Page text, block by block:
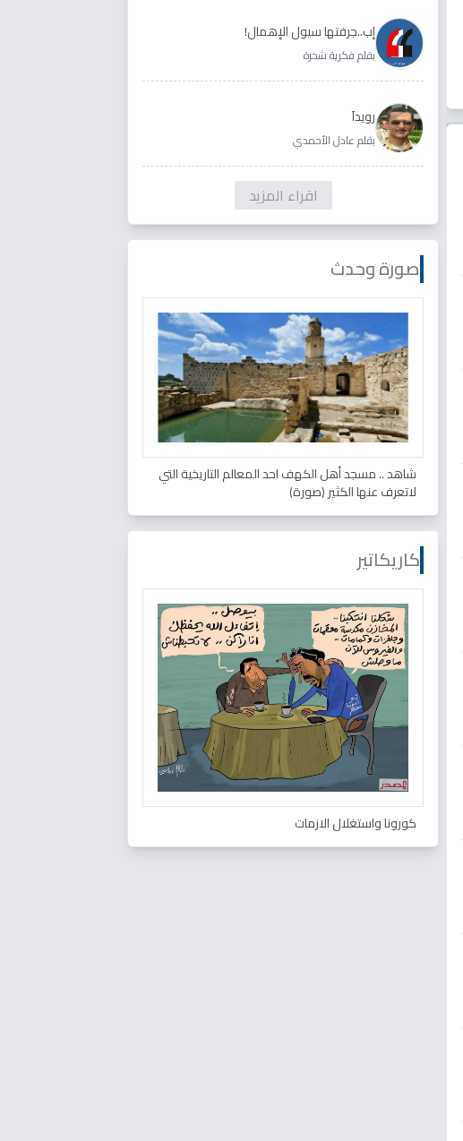
إب..جرفتها سيول الإهمال!
بقلم فكرية شحرة
رويداَ
بقلم عادل الأحمدي
اقراء المزيد
صورة وحدث
شاهد .. مسجد أهل الكهف احد المعالم التاريخية التي
لاتعرف عنها الكثير (صورة)
كاريكاتير
كورونا واستغلال الازمات